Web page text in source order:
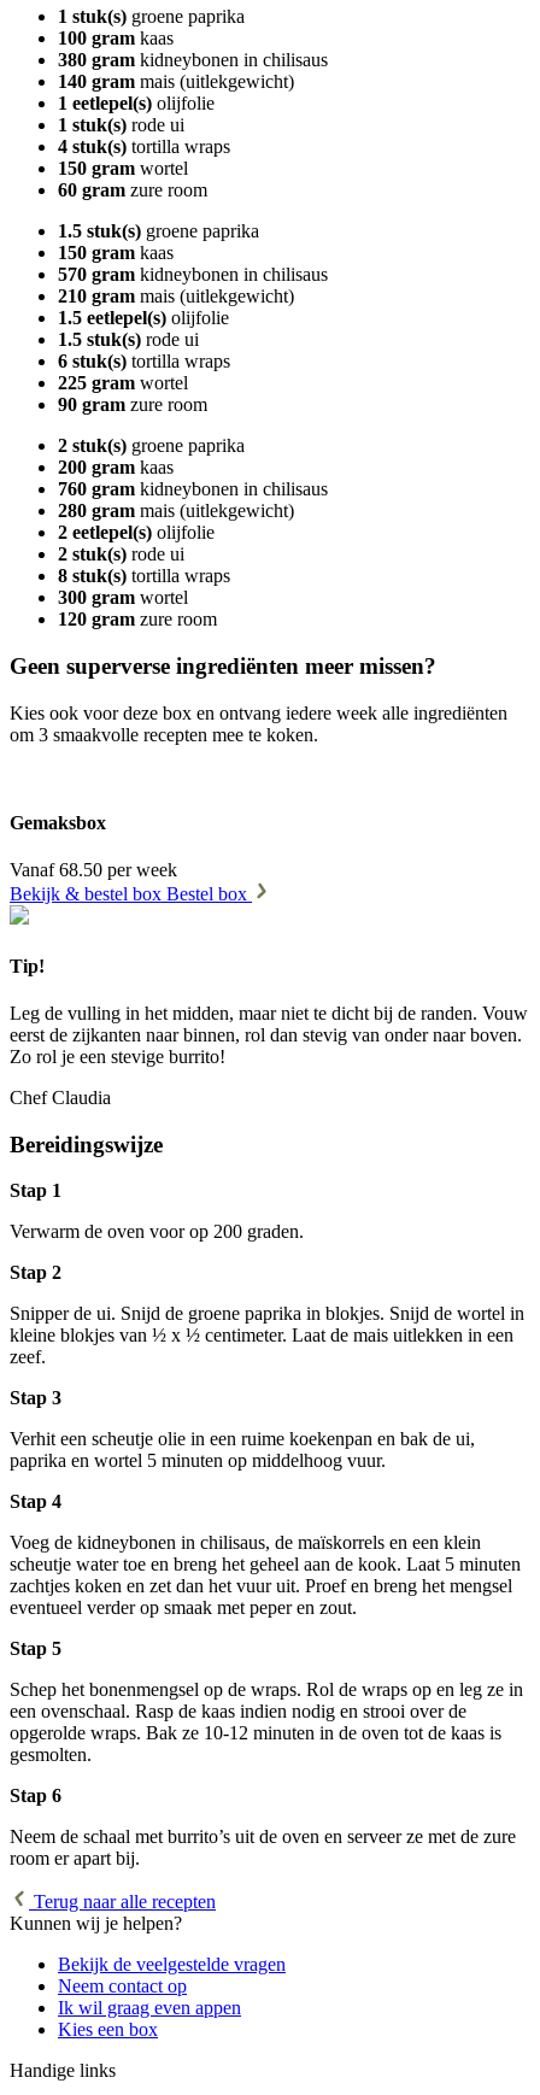
1 stuk(s) groene paprika
100 gram kaas
380 gram kidneybonen in chilisaus
140 gram mais (uitlekgewicht)
1 eetlepel(s) olijfolie
1 stuk(s) rode ui
4 stuk(s) tortilla wraps
150 gram wortel
60 gram zure room
1.5 stuk(s) groene paprika
150 gram kaas
570 gram kidneybonen in chilisaus
210 gram mais (uitlekgewicht)
1.5 eetlepel(s) olijfolie
1.5 stuk(s) rode ui
6 stuk(s) tortilla wraps
225 gram wortel
90 gram zure room
2 stuk(s) groene paprika
200 gram kaas
760 gram kidneybonen in chilisaus
280 gram mais (uitlekgewicht)
2 eetlepel(s) olijfolie
2 stuk(s) rode ui
8 stuk(s) tortilla wraps
300 gram wortel
120 gram zure room
Geen superverse ingrediënten meer missen?
Kies ook voor deze box en ontvang iedere week alle ingrediënten
om 3 smaakvolle recepten mee te koken.
Gemaksbox
Vanaf 68.50 per week
Bekijk & bestel box Bestel box
Tip!
Leg de vulling in het midden, maar niet te dicht bij de randen. Vouw
eerst de zijkanten naar binnen, rol dan stevig van onder naar boven.
Zo rol je een stevige burrito!
Chef Claudia
Bereidingswijze
Stap 1
Verwarm de oven voor op 200 graden.
Stap 2
Snipper de ui. Snijd de groene paprika in blokjes. Snijd de wortel in
kleine blokjes van ½ x ½ centimeter. Laat de mais uitlekken in een
zeef.
Stap 3
Verhit een scheutje olie in een ruime koekenpan en bak de ui,
paprika en wortel 5 minuten op middelhoog vuur.
Stap 4
Voeg de kidneybonen in chilisaus, de maïskorrels en een klein
scheutje water toe en breng het geheel aan de kook. Laat 5 minuten
zachtjes koken en zet dan het vuur uit. Proef en breng het mengsel
eventueel verder op smaak met peper en zout.
Stap 5
Schep het bonenmengsel op de wraps. Rol de wraps op en leg ze in
een ovenschaal. Rasp de kaas indien nodig en strooi over de
opgerolde wraps. Bak ze 10-12 minuten in de oven tot de kaas is
gesmolten.
Stap 6
Neem de schaal met burrito’s uit de oven en serveer ze met de zure
room er apart bij.
Terug naar alle recepten
Kunnen wij je helpen?
Bekijk de veelgestelde vragen
Neem contact op
Ik wil graag even appen
Kies een box
Handige links